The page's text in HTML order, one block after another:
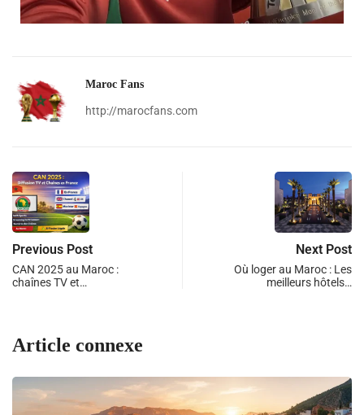
Maroc Fans
http://marocfans.com
Previous Post
CAN 2025 au Maroc :
chaînes TV et…
Next Post
Où loger au Maroc : Les
meilleurs hôtels…
Article connexe